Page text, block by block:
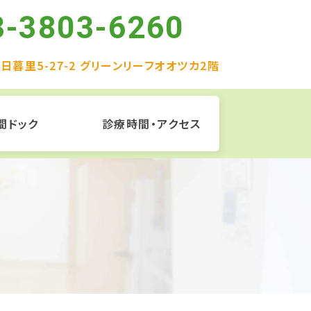
3803-6260
暮里5-27-2 グリーンリーフオオツカ2階
ドック 診療時間・アクセス